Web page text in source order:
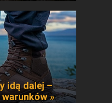
idą dalej –
»